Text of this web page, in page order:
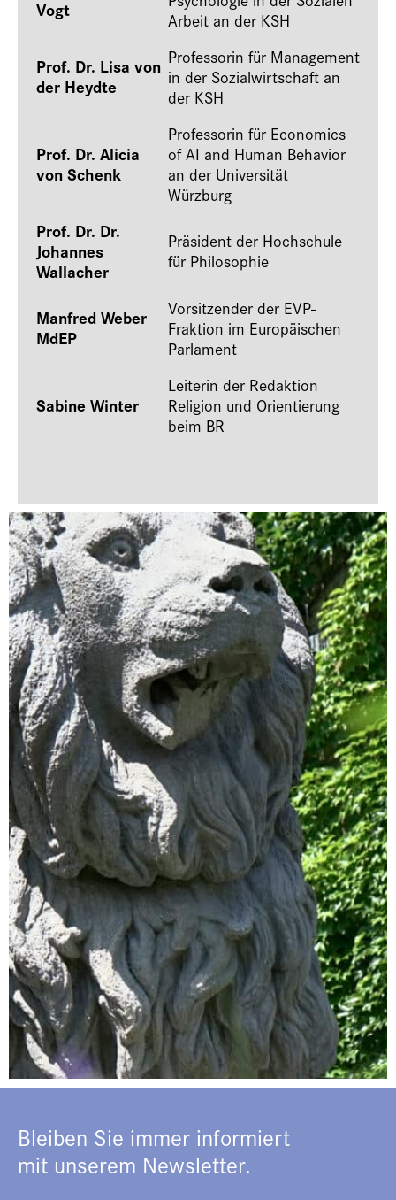
Vogt
Arbeit an der KSH
Prof. Dr. Lisa von
der Heydte
Professorin für Management
in der Sozialwirtschaft an
der KSH
Prof. Dr. Alicia
von Schenk
Professorin für Economics
of AI and Human Behavior
an der Universität
Würzburg
Prof. Dr. Dr.
Johannes
Wallacher
Präsident der Hochschule
für Philosophie
Manfred Weber
MdEP
Vorsitzender der EVP-
Fraktion im Europäischen
Parlament
Sabine Winter
Leiterin der Redaktion
Religion und Orientierung
beim BR
Allgemeiner Rat
Bleiben Sie immer informiert
mit unserem Newsletter.